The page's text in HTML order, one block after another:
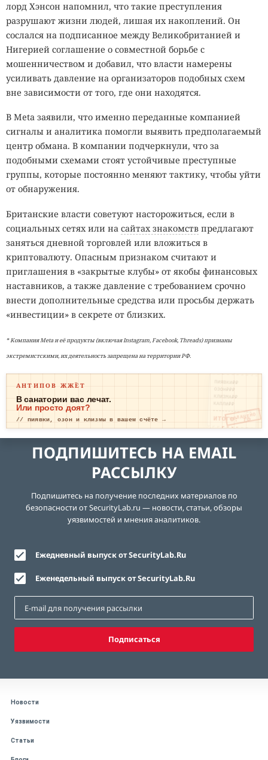
лорд Хэнсон напомнил, что такие преступления
разрушают жизни людей, лишая их накоплений. Он
сослался на подписанное между Великобританией и
Нигерией соглашение о совместной борьбе с
мошенничеством и добавил, что власти намерены
усиливать давление на организаторов подобных схем
вне зависимости от того, где они находятся.
В Meta заявили, что именно переданные компанией
сигналы и аналитика помогли выявить предполагаемый
центр обмана. В компании подчеркнули, что за
подобными схемами стоят устойчивые преступные
группы, которые постоянно меняют тактику, чтобы уйти
от обнаружения.
Британские власти советуют насторожиться, если в
социальных сетях или на сайтах знакомств предлагают
заняться дневной торговлей или вложиться в
криптовалюту. Опасным признаком считают и
приглашения в «закрытые клубы» от якобы финансовых
наставников, а также давление с требованием срочно
внести дополнительные средства или просьбы держать
«инвестиции» в секрете от близких.
* Компания Meta и её продукты (включая Instagram, Facebook, Threads) признаны
экстремистскими, их деятельность запрещена на территории РФ.
ПИЯВКИ₽₽
ОЗОН₽₽₽
КЛИЗМА₽₽
КАПЛИ₽₽
ИТОГО: ТР
ЕВОГА
ОПЛАЧЕНО
АНТИПОВ ЖЖЁТ
В санатории вас лечат.
Или просто доят?
// пиявки, озон и клизмы в вашем счёте →
ПОДПИШИТЕСЬ НА EMAIL
РАССЫЛКУ
Подпишитесь на получение последних материалов по
безопасности от SecurityLab.ru — новости, статьи, обзоры
уязвимостей и мнения аналитиков.
Ежедневный выпуск от SecurityLab.Ru
Еженедельный выпуск от SecurityLab.Ru
Подписаться
Новости
Уязвимости
Статьи